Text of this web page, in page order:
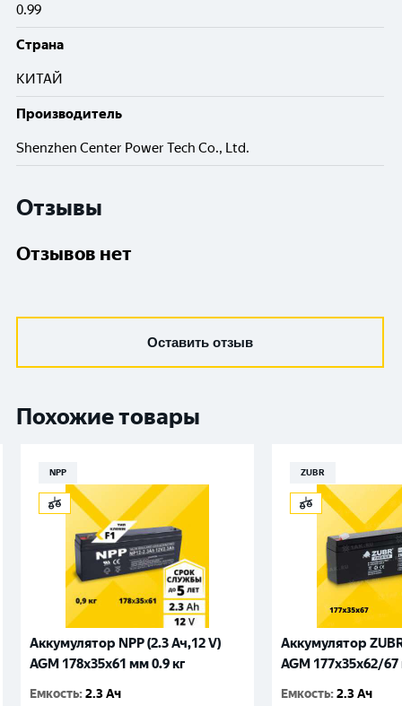
0.99
Cтрана
КИТАЙ
Производитель
Shenzhen Center Power Tech Co., Ltd.
Отзывы
Отзывов нет
Оставить отзыв
Похожие товары
NPP
Аккумулятор NPP (2.3 Ач,12 V)
AGM 178x35x61 мм 0.9 кг
Емкость:2.3 Ач
ZUBR
Аккумулятор
AGM 177x35x62/67
Емкость:2.3 Ач